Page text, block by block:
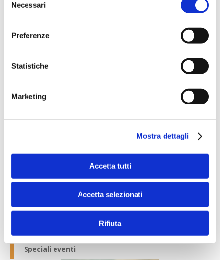
delNecessari
Preferenze
Statistiche
Marketing
Mostra dettagli
Accetta tutti
Accetta selezionati
Rifiuta
Speciali eventi